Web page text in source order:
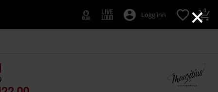
×
Logg inn 0